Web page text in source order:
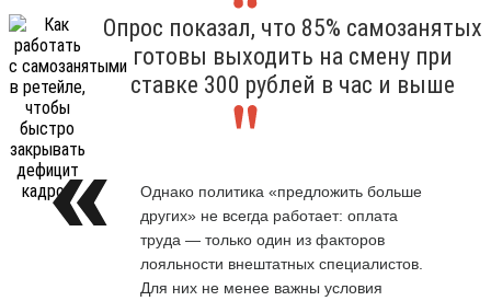
Опрос показал, что 85% самозанятых
готовы выходить на смену при
ставке 300 рублей в час и выше
Однако политика «предложить больше
других» не всегда работает: оплата
труда — только один из факторов
лояльности внештатных специалистов.
Для них не менее важны условия